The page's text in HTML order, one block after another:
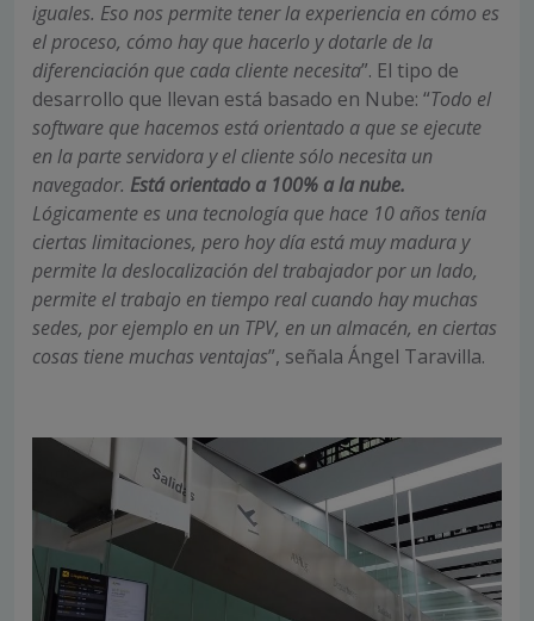
iguales. Eso nos permite tener la experiencia en cómo es
el proceso, cómo hay que hacerlo y dotarle de la
diferenciación que cada cliente necesita”. El tipo de
desarrollo que llevan está basado en Nube: “Todo el
software que hacemos está orientado a que se ejecute
en la parte servidora y el cliente sólo necesita un
navegador. Está orientado a 100% a la nube.
Lógicamente es una tecnología que hace 10 años tenía
ciertas limitaciones, pero hoy día está muy madura y
permite la deslocalización del trabajador por un lado,
permite el trabajo en tiempo real cuando hay muchas
sedes, por ejemplo en un TPV, en un almacén, en ciertas
cosas tiene muchas ventajas”, señala Ángel Taravilla.